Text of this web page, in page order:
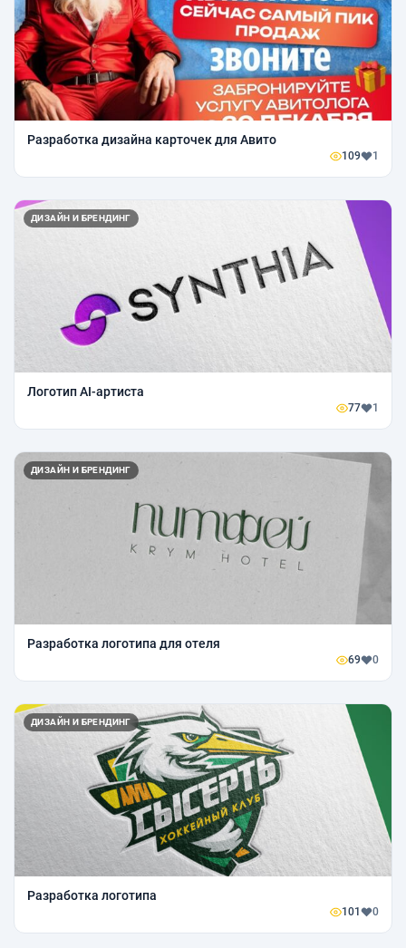
Разработка дизайна карточек для Авито
109 1
ДИЗАЙН И БРЕНДИНГ
Логотип AI-артиста
77 1
ДИЗАЙН И БРЕНДИНГ
Разработка логотипа для отеля
69 0
ДИЗАЙН И БРЕНДИНГ
Разработка логотипа
101 0